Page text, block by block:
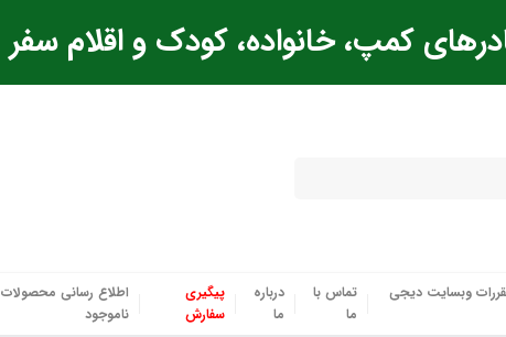
کمپ، خانواده، کودک و اقلام سفر
وبسایت دیجی
تماس با
ما
درباره
ما
پیگیری
سفارش
اطلاع رسانی محصولات
ناموجود